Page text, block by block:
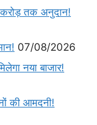
करोड़ तक अनुदान!
07/08/2026
नया बाजार!
की आमदनी!